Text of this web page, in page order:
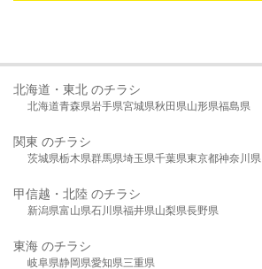
北海道・東北 のチラシ
北海道青森県岩手県宮城県秋田県山形県福島県
関東 のチラシ
茨城県栃木県群馬県埼玉県千葉県東京都神奈川県
甲信越・北陸 のチラシ
新潟県富山県石川県福井県山梨県長野県
東海 のチラシ
岐阜県静岡県愛知県三重県